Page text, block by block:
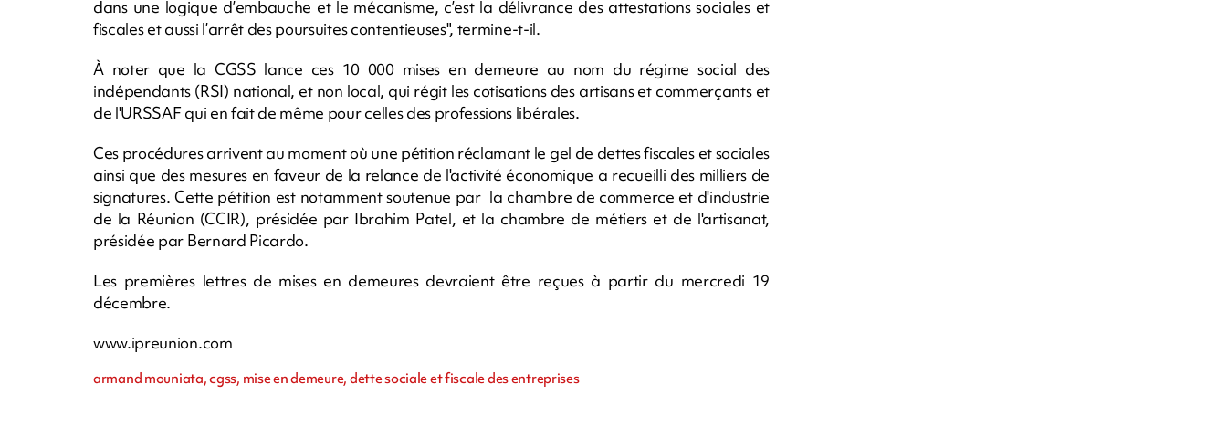
dans une logique d’embauche et le mécanisme, c’est la délivrance des attestations sociales et
fiscales et aussi l’arrêt des poursuites contentieuses", termine-t-il.
À noter que la CGSS lance ces 10 000 mises en demeure au nom du régime social des
indépendants (RSI) national, et non local, qui régit les cotisations des artisans et commerçants et
de l'URSSAF qui en fait de même pour celles des professions libérales.
Ces procédures arrivent au moment où une pétition réclamant le gel de dettes fiscales et sociales
ainsi que des mesures en faveur de la relance de l'activité économique a recueilli des milliers de
signatures. Cette pétition est notamment soutenue par la chambre de commerce et d'industrie
de la Réunion (CCIR), présidée par Ibrahim Patel, et la chambre de métiers et de l'artisanat,
présidée par Bernard Picardo.
Les premières lettres de mises en demeures devraient être reçues à partir du mercredi 19
décembre.
www.ipreunion.com
armand mouniata, cgss, mise en demeure, dette sociale et fiscale des entreprises